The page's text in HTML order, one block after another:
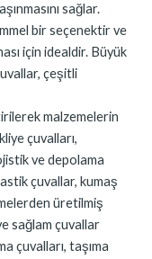
sağlar.
bir seçenektir ve
için idealdir. Büyük
çeşitli
malzemelerin
çuvalları,
ve depolama
çuvallar, kumaş
üretilmiş
sağlam çuvallar
çuvalları, taşıma